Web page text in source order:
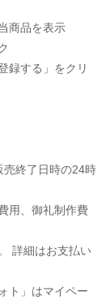
商品を表示
録する」をクリ
売終了日時の24時
用、御礼制作費
詳細はお支払い
ト」はマイペー